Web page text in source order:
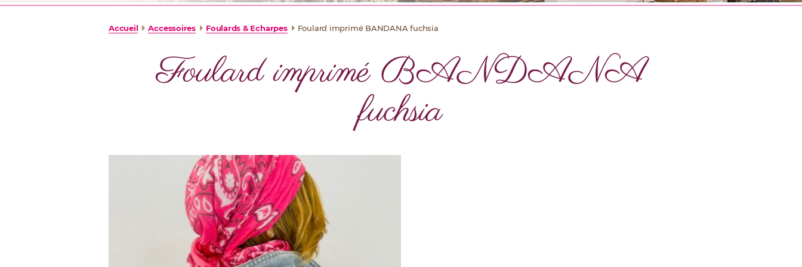
Accueil Accessoires Foulards & Echarpes Foulard imprimé BANDANA fuchsia
Foulard imprimé BANDANA
fuchsia